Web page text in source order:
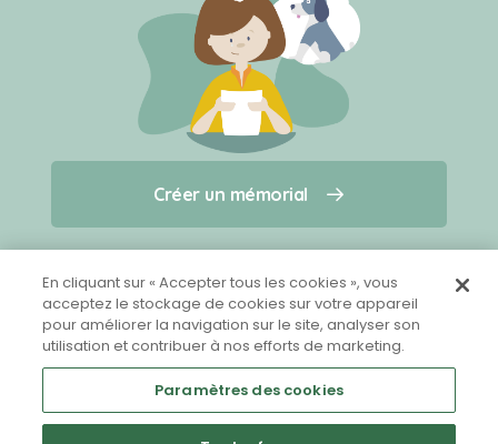
Créer un mémorial
Qui sommes-nous ?
Nous contacter
Partager sur Facebook
Créer un mémorial
En cliquant sur « Accepter tous les cookies », vous
acceptez le stockage de cookies sur votre appareil
pour améliorer la navigation sur le site, analyser son
utilisation et contribuer à nos efforts de marketing.
Paramètres des cookies